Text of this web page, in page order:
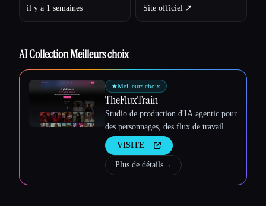
Esc
il y a 1 semaines Site officiel ↗︎
AI Collection Meilleurs choix
★Meilleurs choix
TheFluxTrain
Studio de production d'IA agentic pour
des personnages, des flux de travail et
des vidéos cohérents
VISITE
Plus de détails→